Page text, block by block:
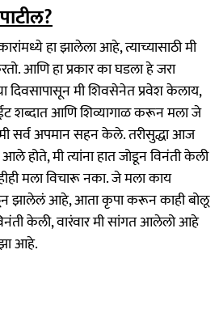
हा झालेला आहे, त्याच्यासाठी मी
आणि हा प्रकार का घडला हे जरा
दिवसापासून मी शिवसेनेत प्रवेश केलाय,
शब्दात आणि शिव्यागाळ करून मला जे
सर्व अपमान सहन केले. तरीसुद्धा आज
होते, मी त्यांना हात जोडून विनंती केली
मला विचारू नका. जे मला काय
झालेलं आहे, आता कृपा करून काही बोलू
केली, वारंवार मी सांगत आलेलो आहे
आहे.